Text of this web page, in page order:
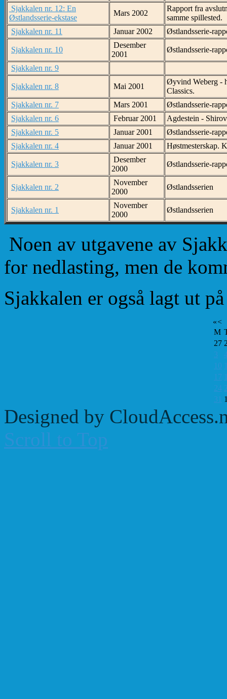
Sjakkalen nr. 12: En
Østlandsserie-ekstase
Mars 2002
Rapport fra
samme spillested.
Sjakkalen nr. 11
Januar 2002 Østlandsserie-
Sjakkalen nr. 10
Desember
2001
Østlandsserie-
Sjakkalen nr. 9
Sjakkalen nr. 8 Mai 2001
Øyvind Weberg -
Classics.
Sjakkalen nr. 7
Mars 2001
Østlandsserie-
Sjakkalen nr. 6
Februar 2001
Agdestein -
Sjakkalen nr. 5
Januar 2001
Østlandsserie-
Sjakkalen nr. 4
Januar 2001 Høstmesterskap.
Sjakkalen nr. 3
Desember
2000
Østlandsserie-
Sjakkalen nr. 2
November
2000
Østlandsserien
Sjakkalen nr. 1
November
2000
Østlandsserien
Noen av utgavene av
for nedlasting, men de
Sjakkalen er også lagt ut
«<
M
27
3
10
17
24
31
Designed by
Scroll to Top